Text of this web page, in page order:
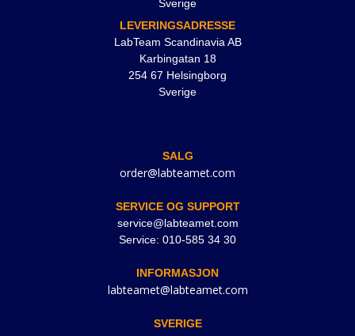
Sverige
LEVERINGSADRESSE
LabTeam Scandinavia AB
Karbingatan 18
254 67 Helsingborg
Sverige
SALG
order@labteamet.com
SERVICE OG SUPPORT
service@labteamet.com
Service: 010-585 34 30
INFORMASJON
labteamet@labteamet.com
SVERIGE